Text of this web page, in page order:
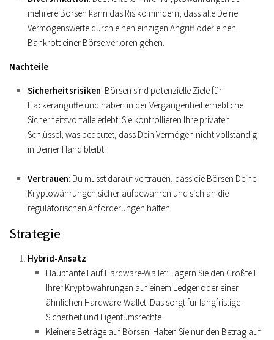
mehrere Börsen kann das Risiko mindern, dass alle Deine
Vermögenswerte durch einen einzigen Angriff oder einen
Bankrott einer Börse verloren gehen.
Nachteile
Sicherheitsrisiken: Börsen sind potenzielle Ziele für
Hackerangriffe und haben in der Vergangenheit erhebliche
Sicherheitsvorfälle erlebt. Sie kontrollieren Ihre privaten
Schlüssel, was bedeutet, dass Dein Vermögen nicht vollständig
in Deiner Hand bleibt.
Vertrauen: Du musst darauf vertrauen, dass die Börsen Deine
Kryptowährungen sicher aufbewahren und sich an die
regulatorischen Anforderungen halten.
Strategie
Hybrid-Ansatz:
Hauptanteil auf Hardware-Wallet: Lagern Sie den Großteil
Ihrer Kryptowährungen auf einem Ledger oder einer
ähnlichen Hardware-Wallet. Das sorgt für langfristige
Sicherheit und Eigentumsrechte.
Kleinere Beträge auf Börsen: Halten Sie nur den Betrag auf